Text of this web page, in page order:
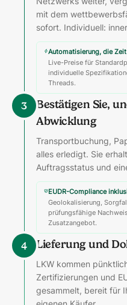
mit dem
sofort. Individuell:
Automatisierung, die
Live-Preise für
individuelle
Threads.
3
Bestätigen Sie,
Abwicklung
Transportbuchung,
alles erledigt. Sie
Auftragsstatus und
EUDR-Compliance
Geolokalisierung,
prüfungsfähige
Zusatzangebot.
4 Lieferung und
LKW kommen
Zertifizierungen und
gesammelt, bereit für